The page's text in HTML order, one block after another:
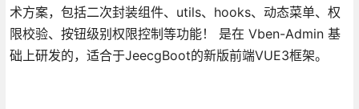
术方案，包括二次封装组件、utils、hooks、动态菜单、权
限校验、按钮级别权限控制等功能！ 是在 Vben-Admin 基
础上研发的，适合于JeecgBoot的新版前端VUE3框架。